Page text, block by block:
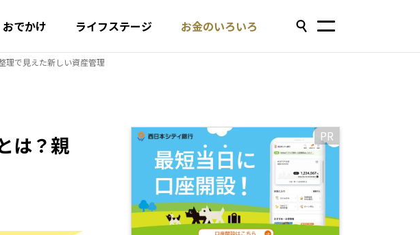
おでかけ ライフステージ お金のいろいろ
理で見えた新しい資産管理
は？親
PR